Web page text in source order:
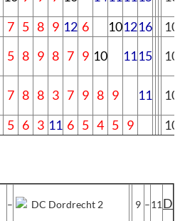
7 5 8 9 12 6 101216
10
5 8 9 8 7 9 10 1115 10
7 8 8 3 7 9 8 9 11
10
5 6 3 11 6 5 4 5 9 10
– DC Dordrecht 2 9 –11 D